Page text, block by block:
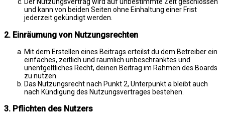
Der Nutzungsvertrag wird auf unbestimmte Zeit geschlossen
und kann von beiden Seiten ohne Einhaltung einer Frist
jederzeit gekündigt werden.
2. Einräumung von Nutzungsrechten
Mit dem Erstellen eines Beitrags erteilst du dem Betreiber ein
einfaches, zeitlich und räumlich unbeschränktes und
unentgeltliches Recht, deinen Beitrag im Rahmen des Boards
zu nutzen.
Das Nutzungsrecht nach Punkt 2, Unterpunkt a bleibt auch
nach Kündigung des Nutzungsvertrages bestehen.
3. Pflichten des Nutzers